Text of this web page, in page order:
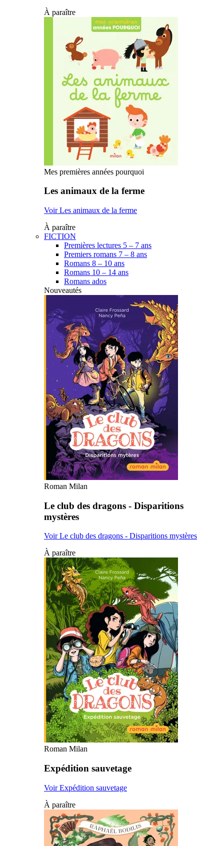
À paraître
Mes premières années pourquoi
Les animaux de la ferme
Voir Les animaux de la ferme
À paraître
FICTION
Premières lectures 5 – 7 ans
Premiers romans 7 – 8 ans
Romans 8 – 10 ans
Romans 10 – 14 ans
Romans ados
Nouveautés
Roman Milan
Le club des dragons - Disparitions
mystères
Voir Le club des dragons - Disparitions mystères
À paraître
Roman Milan
Expédition sauvetage
Voir Expédition sauvetage
À paraître